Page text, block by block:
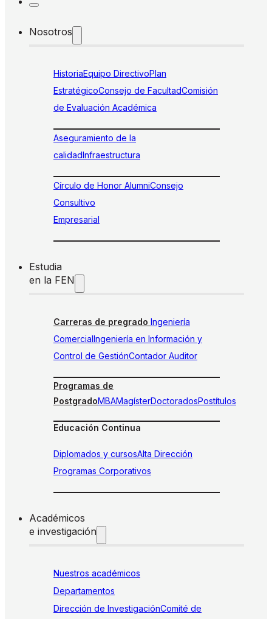
Nosotros
HistoriaEquipo DirectivoPlan
EstratégicoConsejo de FacultadComisión
de Evaluación Académica
Aseguramiento de la
calidadInfraestructura
Círculo de Honor AlumniConsejo
Consultivo
Empresarial
Estudia
en la FEN
Carreras de pregrado Ingeniería
ComercialIngeniería en Información y
Control de GestiónContador Auditor
Programas de
PostgradoMBAMagísterDoctoradosPostítulos
Educación Continua
Diplomados y cursosAlta Dirección
Programas Corporativos
Académicos
e investigación
Nuestros académicos
Departamentos
Dirección de InvestigaciónComité de